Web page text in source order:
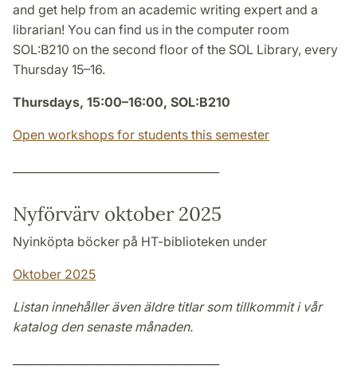
and get help from an academic writing expert and a
librarian! You can find us in the computer room
SOL:B210 on the second floor of the SOL Library, every
Thursday 15–16.
Thursdays, 15:00–16:00, SOL:B210
Open workshops for students this semester
Nyförvärv oktober 2025
Nyinköpta böcker på HT-biblioteken under
Oktober 2025
Listan innehåller även äldre titlar som tillkommit i vår
katalog den senaste månaden.